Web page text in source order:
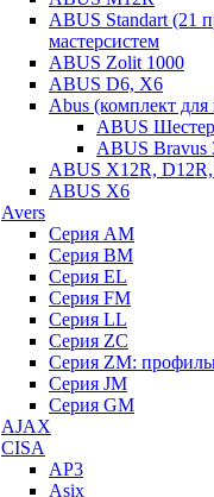
ABUS Standart (21
мастерсистем
ABUS Zolit 1000
ABUS D6, X6
Abus (комплект
ABUS
ABUS Bravus
ABUS X12R,
ABUS X6
Avers
Серия AM
Серия BM
Серия EL
Серия FM
Серия LL
Серия ZC
Серия ZM:
Серия JM
Серия GM
AJAX
CISA
AP3
Asix